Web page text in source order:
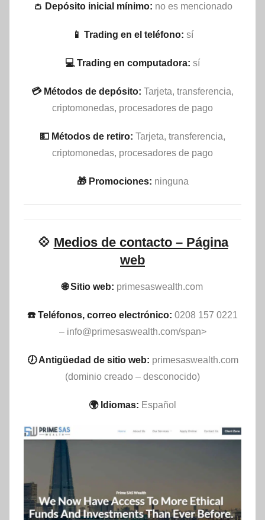
👛 Depósito inicial mínimo: no es mencionado
📱 Trading en el teléfono: sí
💻 Trading en computadora: sí
💳 Métodos de depósito: Tarjeta, transferencia,
criptomonedas, procesadores de pago
💵​ Métodos de retiro: Tarjeta, transferencia,
criptomonedas, procesadores de pago
🎁 Promociones: ninguna
💠 Medios de contacto – Página
web
🌐 Sitio web: primesaswealth.com
☎️ Teléfonos, correo electrónico: 0208 157 0221
– info@primesaswealth.com/span>
🕖 Antigüedad de sitio web: primesaswealth.com
(dominio creado – desconocido)
🌍 Idiomas: Español